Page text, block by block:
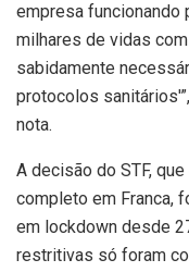
empresa funcionando
milhares de vidas
sabidamente
protocolos
nota.
A decisão do STF,
completo em Franca,
em lockdown desde
restritivas só foram